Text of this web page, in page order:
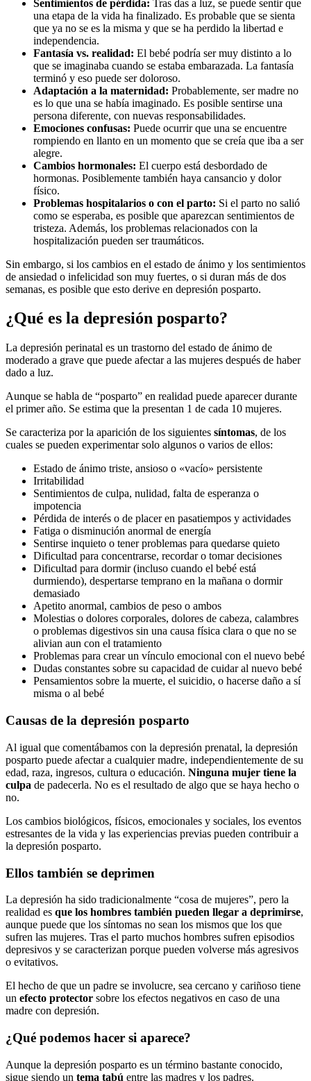
Sentimientos de pérdida: Tras das a luz, se puede sentir que
una etapa de la vida ha finalizado. Es probable que se sienta
que ya no se es la misma y que se ha perdido la libertad e
independencia.
Fantasía vs. realidad: El bebé podría ser muy distinto a lo
que se imaginaba cuando se estaba embarazada. La fantasía
terminó y eso puede ser doloroso.
Adaptación a la maternidad: Probablemente, ser madre no
es lo que una se había imaginado. Es posible sentirse una
persona diferente, con nuevas responsabilidades.
Emociones confusas: Puede ocurrir que una se encuentre
rompiendo en llanto en un momento que se creía que iba a ser
alegre.
Cambios hormonales: El cuerpo está desbordado de
hormonas. Posiblemente también haya cansancio y dolor
físico.
Problemas hospitalarios o con el parto: Si el parto no salió
como se esperaba, es posible que aparezcan sentimientos de
tristeza. Además, los problemas relacionados con la
hospitalización pueden ser traumáticos.
Sin embargo, si los cambios en el estado de ánimo y los sentimientos
de ansiedad o infelicidad son muy fuertes, o si duran más de dos
semanas, es posible que esto derive en depresión posparto.
¿Qué es la depresión posparto?
La depresión perinatal es un trastorno del estado de ánimo de
moderado a grave que puede afectar a las mujeres después de haber
dado a luz.
Aunque se habla de “posparto” en realidad puede aparecer durante
el primer año. Se estima que la presentan 1 de cada 10 mujeres.
Se caracteriza por la aparición de los siguientes síntomas, de los
cuales se pueden experimentar solo algunos o varios de ellos:
Estado de ánimo triste, ansioso o «vacío» persistente
Irritabilidad
Sentimientos de culpa, nulidad, falta de esperanza o
impotencia
Pérdida de interés o de placer en pasatiempos y actividades
Fatiga o disminución anormal de energía
Sentirse inquieto o tener problemas para quedarse quieto
Dificultad para concentrarse, recordar o tomar decisiones
Dificultad para dormir (incluso cuando el bebé está
durmiendo), despertarse temprano en la mañana o dormir
demasiado
Apetito anormal, cambios de peso o ambos
Molestias o dolores corporales, dolores de cabeza, calambres
o problemas digestivos sin una causa física clara o que no se
alivian aun con el tratamiento
Problemas para crear un vínculo emocional con el nuevo bebé
Dudas constantes sobre su capacidad de cuidar al nuevo bebé
Pensamientos sobre la muerte, el suicidio, o hacerse daño a sí
misma o al bebé
Causas de la depresión posparto
Al igual que comentábamos con la depresión prenatal, la depresión
posparto puede afectar a cualquier madre, independientemente de su
edad, raza, ingresos, cultura o educación. Ninguna mujer tiene la
culpa de padecerla. No es el resultado de algo que se haya hecho o
no.
Los cambios biológicos, físicos, emocionales y sociales, los eventos
estresantes de la vida y las experiencias previas pueden contribuir a
la depresión posparto.
Ellos también se deprimen
La depresión ha sido tradicionalmente “cosa de mujeres”, pero la
realidad es que los hombres también pueden llegar a deprimirse,
aunque puede que los síntomas no sean los mismos que los que
sufren las mujeres. Tras el parto muchos hombres sufren episodios
depresivos y se caracterizan porque pueden volverse más agresivos
o evitativos.
El hecho de que un padre se involucre, sea cercano y cariñoso tiene
un efecto protector sobre los efectos negativos en caso de una
madre con depresión.
¿Qué podemos hacer si aparece?
Aunque la depresión posparto es un término bastante conocido,
sigue siendo un tema tabú entre las madres y los padres.